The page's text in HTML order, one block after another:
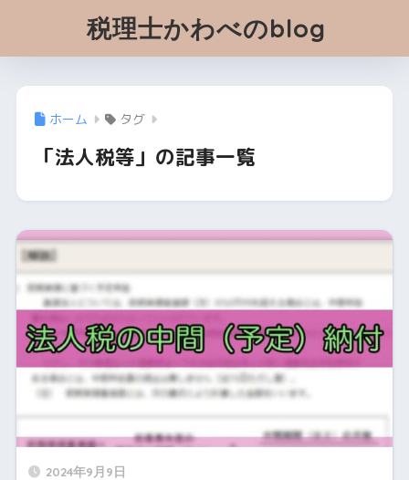
税理士かわべのblog
ホーム タグ
「法人税等」の記事一覧
2024年9月9日